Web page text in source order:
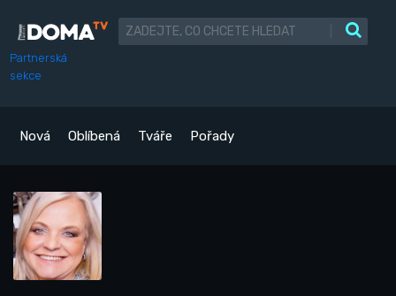
Partnerská
sekce
Nová Oblíbená Tváře Pořady